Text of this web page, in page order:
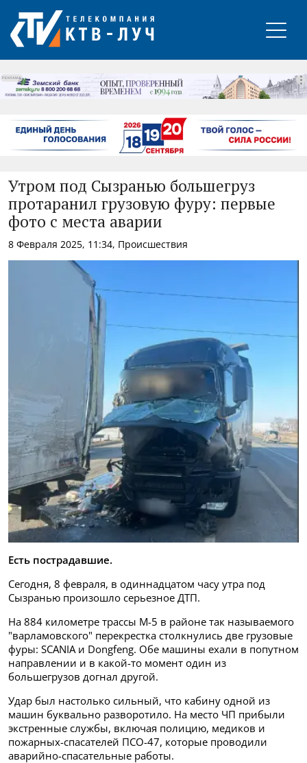
РЕКЛАМА
Утром под Сызранью большегруз
протаранил грузовую фуру: первые
фото с места аварии
8 Февраля 2025, 11:34, Происшествия
Есть пострадавшие.
Сегодня, 8 февраля, в одиннадцатом часу утра под
Сызранью произошло серьезное ДТП.
На 884 километре трассы М-5 в районе так называемого
"варламовского" перекрестка столкнулись две грузовые
фуры: SCANIA и Dongfeng. Обе машины ехали в попутном
направлении и в какой-то момент один из
большегрузов догнал другой.
Удар был настолько сильный, что кабину одной из
машин буквально разворотило. На место ЧП прибыли
экстренные службы, включая полицию, медиков и
пожарных-спасателей ПСО-47, которые проводили
аварийно-спасательные работы.